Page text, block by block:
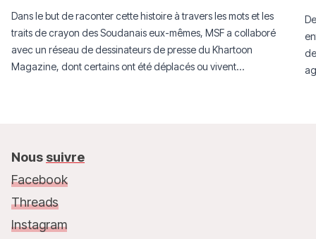
Dans le but de raconter cette histoire à travers les mots et les
traits de crayon des Soudanais eux-mêmes, MSF a collaboré
avec un réseau de dessinateurs de presse du Khartoon
Magazine, dont certains ont été déplacés ou vivent
Nous suivre
Facebook
Threads
Instagram